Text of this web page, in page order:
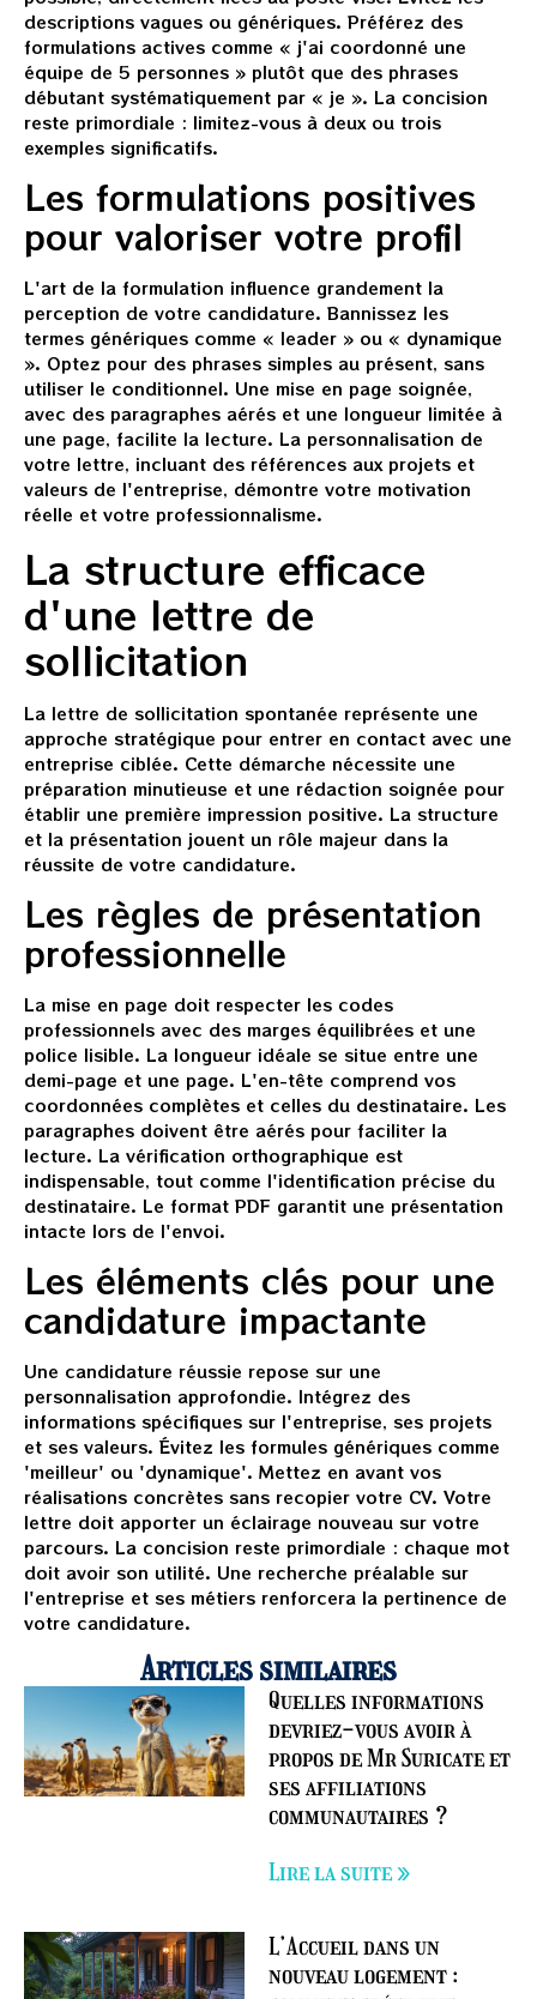
descriptions vagues ou génériques. Préférez des
formulations actives comme « j'ai coordonné une
équipe de 5 personnes » plutôt que des phrases
débutant systématiquement par « je ». La concision
reste primordiale : limitez-vous à deux ou trois
exemples significatifs.
Les formulations positives
pour valoriser votre profil
L'art de la formulation influence grandement la
perception de votre candidature. Bannissez les
termes génériques comme « leader » ou « dynamique
». Optez pour des phrases simples au présent, sans
utiliser le conditionnel. Une mise en page soignée,
avec des paragraphes aérés et une longueur limitée à
une page, facilite la lecture. La personnalisation de
votre lettre, incluant des références aux projets et
valeurs de l'entreprise, démontre votre motivation
réelle et votre professionnalisme.
La structure efficace
d'une lettre de
sollicitation
La lettre de sollicitation spontanée représente une
approche stratégique pour entrer en contact avec une
entreprise ciblée. Cette démarche nécessite une
préparation minutieuse et une rédaction soignée pour
établir une première impression positive. La structure
et la présentation jouent un rôle majeur dans la
réussite de votre candidature.
Les règles de présentation
professionnelle
La mise en page doit respecter les codes
professionnels avec des marges équilibrées et une
police lisible. La longueur idéale se situe entre une
demi-page et une page. L'en-tête comprend vos
coordonnées complètes et celles du destinataire. Les
paragraphes doivent être aérés pour faciliter la
lecture. La vérification orthographique est
indispensable, tout comme l'identification précise du
destinataire. Le format PDF garantit une présentation
intacte lors de l'envoi.
Les éléments clés pour une
candidature impactante
Une candidature réussie repose sur une
personnalisation approfondie. Intégrez des
informations spécifiques sur l'entreprise, ses projets
et ses valeurs. Évitez les formules génériques comme
'meilleur' ou 'dynamique'. Mettez en avant vos
réalisations concrètes sans recopier votre CV. Votre
lettre doit apporter un éclairage nouveau sur votre
parcours. La concision reste primordiale : chaque mot
doit avoir son utilité. Une recherche préalable sur
l'entreprise et ses métiers renforcera la pertinence de
votre candidature.
Articles similaires
Quelles informations
devriez-vous avoir à
propos de Mr Suricate et
ses affiliations
communautaires ?
Lire la suite »
L’Accueil dans un
nouveau logement :